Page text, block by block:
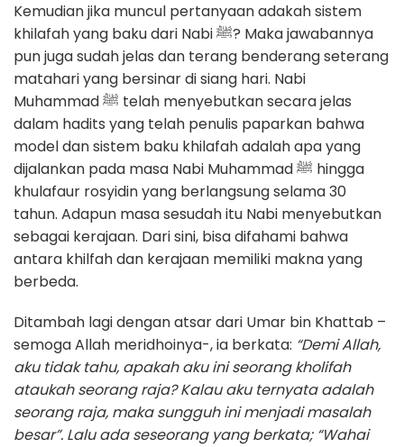
Kemudian jika muncul pertanyaan adakah sistem
khilafah yang baku dari Nabi ﷺ? Maka jawabannya
pun juga sudah jelas dan terang benderang seterang
matahari yang bersinar di siang hari. Nabi
Muhammad ﷺ telah menyebutkan secara jelas
dalam hadits yang telah penulis paparkan bahwa
model dan sistem baku khilafah adalah apa yang
dijalankan pada masa Nabi Muhammad ﷺ hingga
khulafaur rosyidin yang berlangsung selama 30
tahun. Adapun masa sesudah itu Nabi menyebutkan
sebagai kerajaan. Dari sini, bisa difahami bahwa
antara khilfah dan kerajaan memiliki makna yang
berbeda.
Ditambah lagi dengan atsar dari Umar bin Khattab –
semoga Allah meridhoinya-, ia berkata: “Demi Allah,
aku tidak tahu, apakah aku ini seorang kholifah
ataukah seorang raja? Kalau aku ternyata adalah
seorang raja, maka sungguh ini menjadi masalah
besar”. Lalu ada seseorang yang berkata; “Wahai